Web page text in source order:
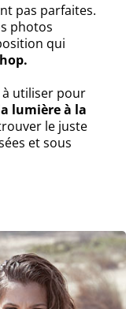
pas parfaites.
photos
qui
à utiliser pour
lumière à la
le juste
et sous